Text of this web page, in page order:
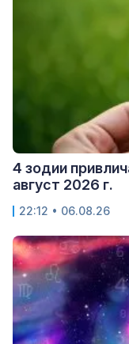
4 зодии
август 2026 г.
22:12 • 06.08.26